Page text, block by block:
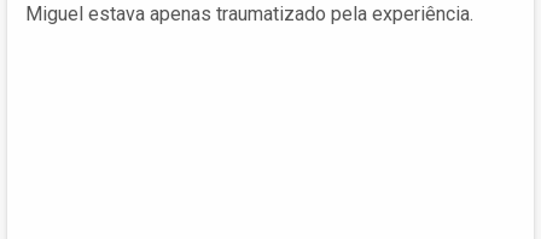
Miguel estava apenas traumatizado pela experiência.